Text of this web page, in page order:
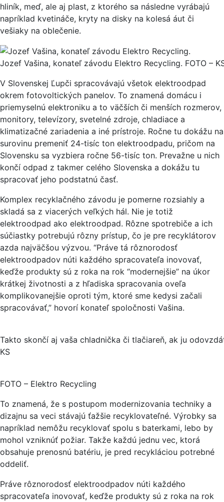
hliník, meď, ale aj plast, z ktorého sa následne vyrábajú
napríklad kvetináče, kryty na disky na kolesá áut či
vešiaky na oblečenie.
Jozef Vašina, konateľ závodu Elektro Recycling. FOTO –
V Slovenskej Ľupči spracovávajú všetok elektroodpad
okrem fotovoltických panelov. To znamená domácu i
priemyselnú elektroniku a to väčších či menších rozmerov,
monitory, televízory, svetelné zdroje, chladiace a
klimatizačné zariadenia a iné prístroje. Ročne tu dokážu na
surovinu premeniť 24-tisíc ton elektroodpadu, pričom na
Slovensku sa vyzbiera ročne 56-tisíc ton. Prevažne u nich
končí odpad z takmer celého Slovenska a dokážu tu
spracovať jeho podstatnú časť.
Komplex recyklačného závodu je pomerne rozsiahly a
skladá sa z viacerých veľkých hál. Nie je totiž
elektroodpad ako elektroodpad. Rôzne spotrebiče a ich
súčiastky potrebujú rôzny prístup, čo je pre recyklátorov
azda najväčšou výzvou. “Práve tá rôznorodosť
elektroodpadov núti každého spracovateľa inovovať,
keďže produkty sú z roka na rok “modernejšie” na úkor
krátkej životnosti a z hľadiska spracovania oveľa
komplikovanejšie oproti tým, ktoré sme kedysi začali
spracovávať,” hovorí konateľ spoločnosti Vašina.
Takto skončí aj vaša chladnička či tlačiareň, ak ju
KS
FOTO – Elektro Recycling
To znamená, že s postupom modernizovania techniky a
dizajnu sa veci stávajú ťažšie recyklovateľné. Výrobky sa
napríklad nemôžu recyklovať spolu s baterkami, lebo by
mohol vzniknúť požiar. Takže každú jednu vec, ktorá
obsahuje prenosnú batériu, je pred recykláciou potrebné
oddeliť.
Práve rôznorodosť elektroodpadov núti každého
spracovateľa inovovať, keďže produkty sú z roka na rok